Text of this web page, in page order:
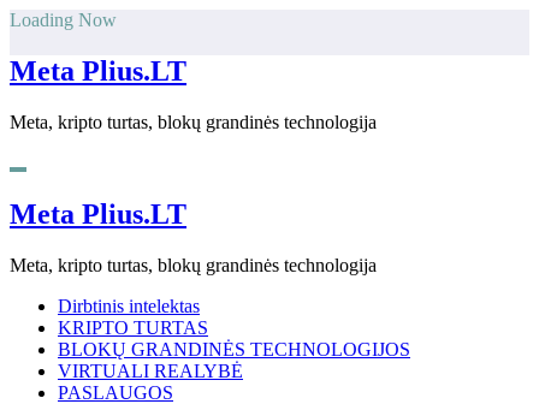
Skip
content
Loading Now
Meta Plius.LT
Meta, kripto turtas, blokų grandinės technologija
Meta Plius.LT
Meta, kripto turtas, blokų grandinės technologija
Dirbtinis intelektas
KRIPTO TURTAS
BLOKŲ GRANDINĖS TECHNOLOGIJOS
VIRTUALI REALYBĖ
PASLAUGOS